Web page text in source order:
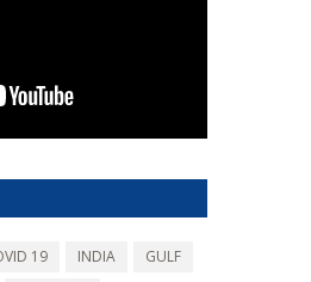
19 INDIA
GULF